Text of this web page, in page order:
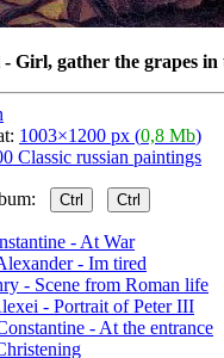
gather the grapes in
1003×1200 px (0,8 Mb)
Classic russian paintings
Ctrl Ctrl